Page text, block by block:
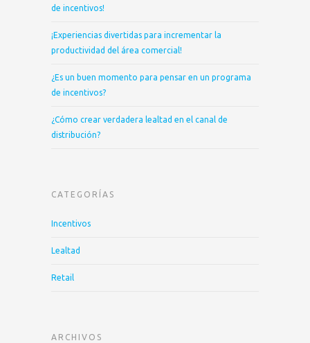
de incentivos!
¡Experiencias divertidas para incrementar la
productividad del área comercial!
¿Es un buen momento para pensar en un programa
de incentivos?
¿Cómo crear verdadera lealtad en el canal de
distribución?
CATEGORÍAS
Incentivos
Lealtad
Retail
ARCHIVOS